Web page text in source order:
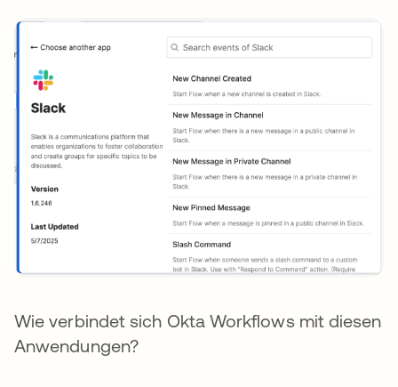
Wie verbindet sich Okta Workflows mit diesen
Anwendungen?